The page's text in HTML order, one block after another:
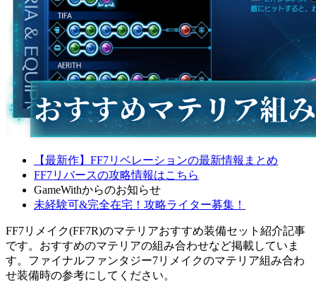
【最新作】FF7リベレーションの最新情報まとめ
FF7リバースの攻略情報はこちら
GameWithからのお知らせ
未経験可&完全在宅！攻略ライター募集！
FF7リメイク(FF7R)のマテリアおすすめ装備セット紹介記事
です。おすすめのマテリアの組み合わせなど掲載していま
す。ファイナルファンタジー7リメイクのマテリア組み合わ
せ装備時の参考にしてください。